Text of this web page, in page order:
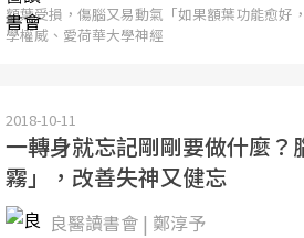
額葉受損，傷腦又易動氣「如果額葉功能愈好
學權威、愛荷華大學神經
2018-10-11
一轉身就忘記剛剛要做什麼？
霧」，改善失神又健忘
良醫讀書會 | 鄭淳予